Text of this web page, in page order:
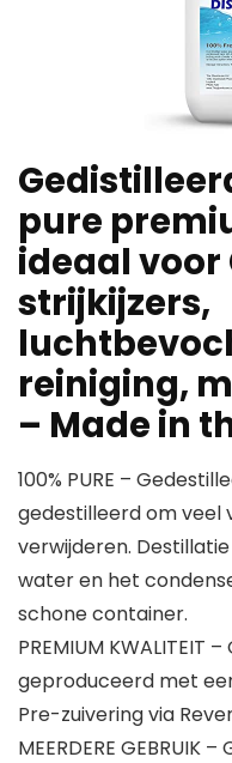
pure
ideaal voor
strijkijzers,
reiniging,
– Made in
100% PURE –
gedestilleerd om veel
verwijderen.
water en het
schone container.
PREMIUM KWALITEIT
geproduceerd met
Pre-zuivering via
MEERDERE GEBRUIK